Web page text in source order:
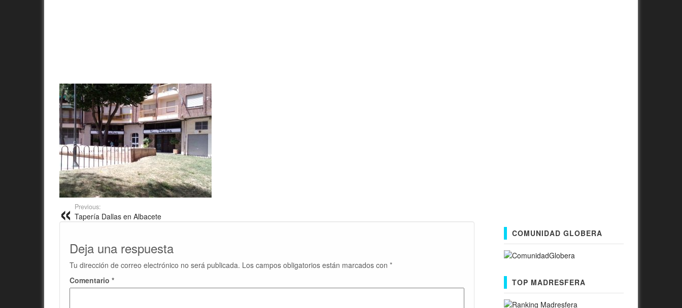
Previous:
Tapería Dallas en Albacete
Deja una respuesta
Tu dirección de correo electrónico no será publicada. Los campos obligatorios están marcados con *
Comentario *
COMUNIDAD GLOBERA
TOP MADRESFERA